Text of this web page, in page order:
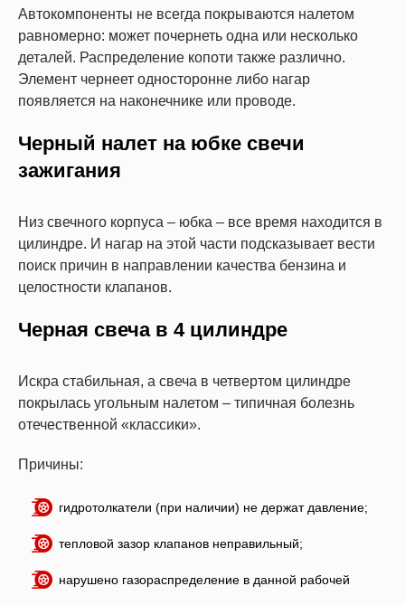
Автокомпоненты не всегда покрываются налетом
равномерно: может почернеть одна или несколько
деталей. Распределение копоти также различно.
Элемент чернеет односторонне либо нагар
появляется на наконечнике или проводе.
Черный налет на юбке свечи
зажигания
Низ свечного корпуса – юбка – все время находится в
цилиндре. И нагар на этой части подсказывает вести
поиск причин в направлении качества бензина и
целостности клапанов.
Черная свеча в 4 цилиндре
Искра стабильная, а свеча в четвертом цилиндре
покрылась угольным налетом – типичная болезнь
отечественной «классики».
Причины:
гидротолкатели (при наличии) не держат давление;
тепловой зазор клапанов неправильный;
нарушено газораспределение в данной рабочей